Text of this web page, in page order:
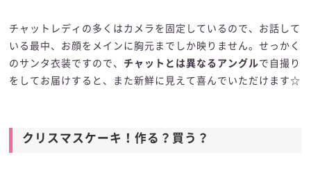
チャットレディの多くはカメラを固定しているので、お話して
いる最中、お顔をメインに胸元までしか映りません。せっかく
のサンタ衣装ですので、 チャットとは異なるアングルで自撮り
をしてお届けすると、また新鮮に見えて喜んでいただけます☆
クリスマスケーキ！作る？買う？